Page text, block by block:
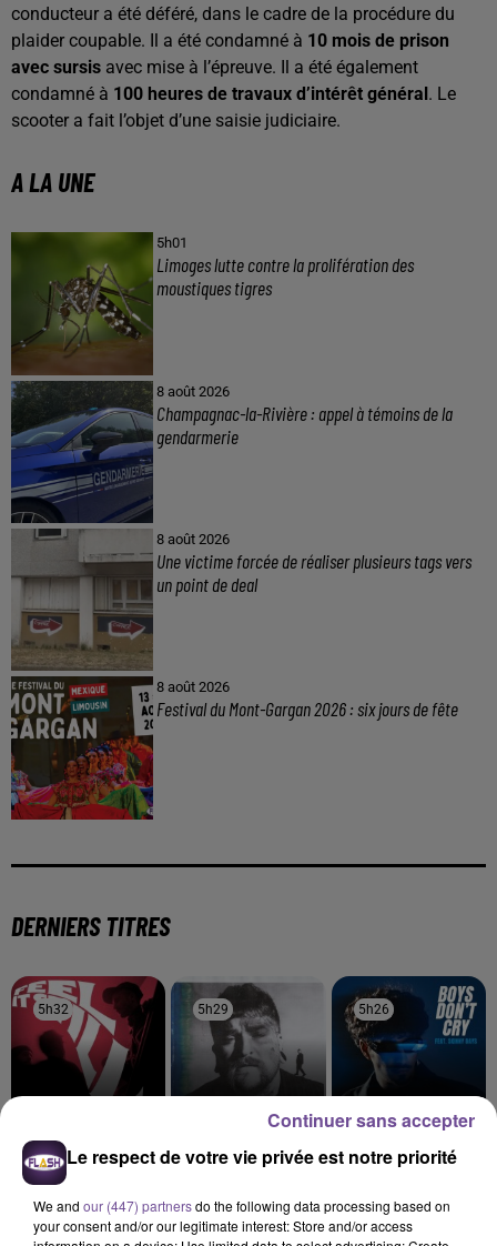
conducteur a été déféré, dans le cadre de la procédure du
plaider coupable. Il a été condamné à 10 mois de prison
avec sursis avec mise à l’épreuve. Il a été également
condamné à 100 heures de travaux d’intérêt général . Le
scooter a fait l’objet d’une saisie judiciaire.
A LA UNE
5h01
Limoges lutte contre la prolifération des
moustiques tigres
8 août 2026
Champagnac-la-Rivière : appel à témoins de la
gendarmerie
8 août 2026
Une victime forcée de réaliser plusieurs tags vers
un point de deal
8 août 2026
Festival du Mont-Gargan 2026 : six jours de fête
DERNIERS TITRES
5h32
5h32
PORTUGAL. THE MAN
Feel It Still
5h29
5h29
TEDDY SWIMS
Mr Know It All
5h26
5h26
BORMIN'
Boys Don't Cry
5h19
5h19 5h16
5h16
Le respect de votre vie privée est notre priorité
We and our (447) partnersdo the following data processing based on
your consent and/or our legitimate interest: Store and/or access
Continuer sans accepter